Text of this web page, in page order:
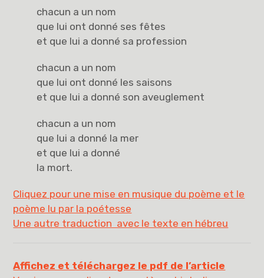
chacun a un nom
que lui ont donné ses fêtes
et que lui a donné sa profession
chacun a un nom
que lui ont donné les saisons
et que lui a donné son aveuglement
chacun a un nom
que lui a donné la mer
et que lui a donné
la mort.
Cliquez pour une mise en musique du poème et le
poème lu par la poétesse
Une autre traduction avec le texte en hébreu
Affichez et téléchargez le pdf de l’article